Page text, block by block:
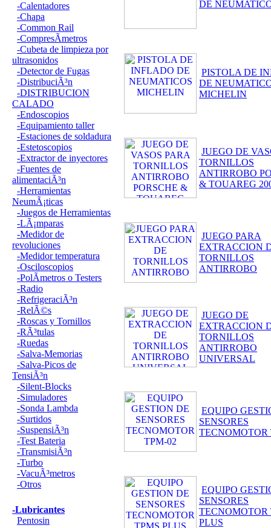
-Calentadores
-Chapa
-Common Rail
-CompresÃ­metros
-Cubeta de limpieza por
ultrasonidos
-Detector de Fugas
-DistribuciÃ³n
-DISTRIBUCION
CALADO
-Endoscopios
-Equipamiento taller
-Estaciones de soldadura
-Estetoscopios
-Extractor de inyectores
-Fuentes de
alimentaciÃ³n
-Herramientas
NeumÃ¡ticas
-Juegos de Herramientas
-LÃ¡mparas
-Medidor de
revoluciones
-Medidor temperatura
-Osciloscopios
-PolÃ­metros o Testers
-Radio
-RefrigeraciÃ³n
-RelÃ©s
-Roscas y Tornillos
-RÃ³tulas
-Ruedas
-Salva-Memorias
-Salva-Picos de
TensiÃ³n
-Silent-Blocks
-Simuladores
-Sonda Lambda
-Surtidos
-SuspensiÃ³n
-Test Bateria
-TransmisiÃ³n
-Turbo
-VacuÃ³metros
-Otros
-Lubricantes
Pentosin
DE
PISTOLA DE
DE
MICHELIN
JUEGO DE
TORNILLOS
ANTIRROBO
& TOUAREG
JUEGO PARA
EXTRACCION
TORNILLOS
ANTIRROBO
JUEGO DE
EXTRACCION
TORNILLOS
ANTIRROBO
UNIVERSAL
EQUIPO
SENSORES
TECNOMOTOR
EQUIPO
SENSORES
TECNOMOTOR
PLUS